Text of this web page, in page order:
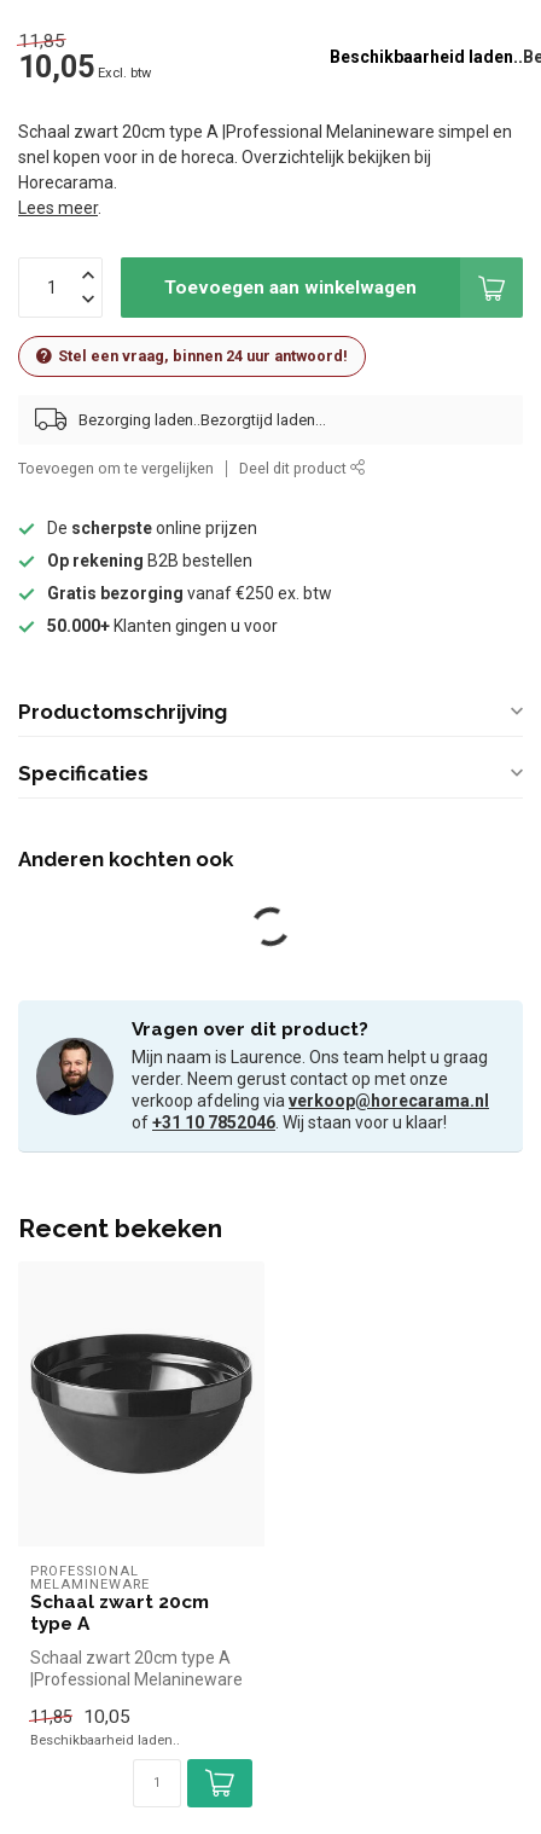
11,85
10,05 Excl. btw
Beschikbaarheid laden..
Schaal zwart 20cm type A |Professional Melanineware simpel en
snel kopen voor in de horeca. Overzichtelijk bekijken bij
Horecarama.
Lees meer.
Toevoegen aan winkelwagen
Stel een vraag, binnen 24 uur antwoord!
Bezorging laden..
Toevoegen om te vergelijken Deel dit product
De scherpsteonline prijzen
Op rekening B2B bestellen
Gratis bezorging vanaf €250 ex. btw
50.000+ Klanten gingen u voor
Productomschrijving
Specificaties
Anderen kochten ook
Vragen over dit product?
Mijn naam is Laurence. Ons team helpt u graag
verder. Neem gerust contact op met onze
verkoop afdeling viaverkoop@horecarama.nl
of+31 10 7852046. Wij staan voor u klaar!
Recent bekeken
PROFESSIONAL
MELAMINEWARE
Schaal zwart 20cm
type A
Schaal zwart 20cm type A
|Professional Melanineware
in...
11,85 10,05
Beschikbaarheid laden..